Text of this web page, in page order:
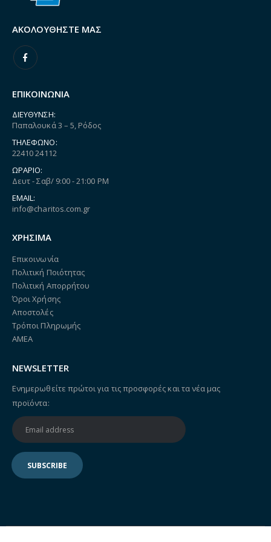
ΑΚΟΛΟΥΘΉΣΤΕ ΜΑΣ
ΕΠΙΚΟΙΝΩΝΙΑ
ΔΙΕΎΘΥΝΣΗ:
Παπαλουκά 3 – 5, Ρόδος
ΤΗΛΈΦΩΝΟ:
22410 24112
ΩΡΆΡΙΟ:
Δευτ - Σαβ/ 9:00 - 21:00 PM
EMAIL:
info@charitos.com.gr
ΧΡΗΣΙΜΑ
Επικοινωνία
Πολιτική Ποιότητας
Πολιτική Απορρήτου
Όροι Χρήσης
Αποστολές
Τρόποι Πληρωμής
ΑΜΕΑ
NEWSLETTER
Ενημερωθείτε πρώτοι για τις προσφορές και τα νέα μας
προϊόντα: